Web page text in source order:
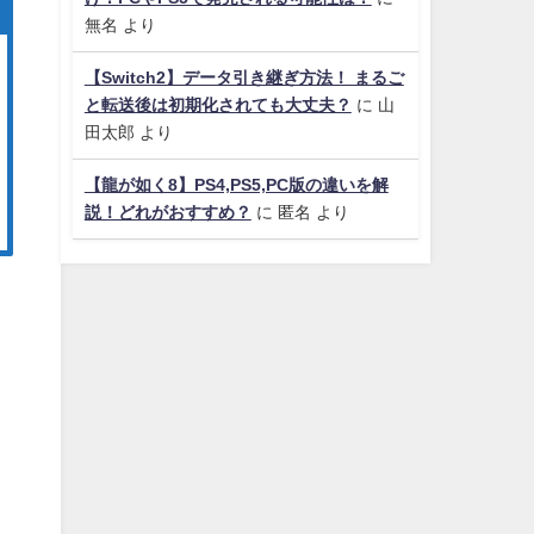
無名
より
【Switch2】データ引き継ぎ方法！ まるご
と転送後は初期化されても大丈夫？ に 山
田太郎 より
【龍が如く8】PS4,PS5,PC版の違いを解
説！どれがおすすめ？ に 匿名 より